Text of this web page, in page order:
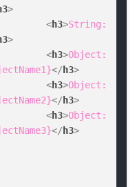
>
<h3>String:
>
<h3>Object:
</ h3>
<h3>Object:
</ h3>
<h3>Object:
</ h3>